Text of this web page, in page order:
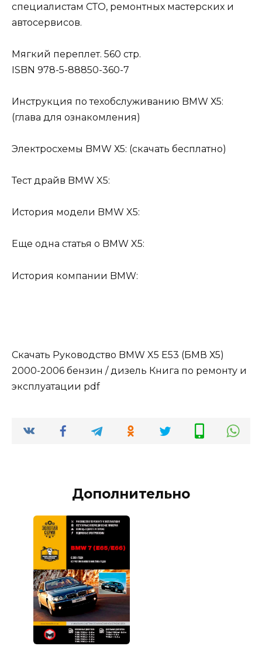
специалистам СТО, ремонтных мастерских и
автосервисов.
Мягкий переплет. 560 стр.
ISBN 978-5-88850-360-7
Инструкция по техобслуживанию BMW Х5:
(глава для ознакомления)
Электросхемы BMW Х5: (скачать бесплатно)
Тест драйв BMW X5:
История модели BMW X5:
Еще одна статья о BMW X5:
История компании BMW:
Скачать Руководство BMW X5 E53 (БМВ Х5)
2000-2006 бензин / дизель Книга по ремонту и
эксплуатации pdf
Дополнительно